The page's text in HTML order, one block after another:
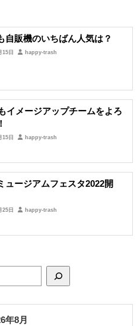
自販機のいちばん人気は？
15日 happy-trash
イメージアップチームをよろ
15日 happy-trash
ュージアムフェスタ2022開
25日 happy-trash
年8月